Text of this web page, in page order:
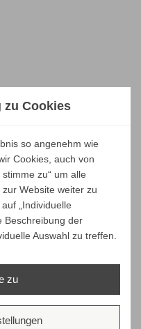
zu Cookies
so angenehm wie
Cookies, auch von
zu“ um alle
Website weiter zu
„Individuelle
Beschreibung der
Auswahl zu treffen.
zu